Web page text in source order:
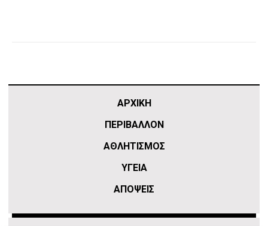
ΑΡΧΙΚΗ
ΠΕΡΙΒΑΛΛΟΝ
ΑΘΛΗΤΙΣΜΌΣ
ΥΓΕΙΑ
ΑΠΟΨΕΙΣ